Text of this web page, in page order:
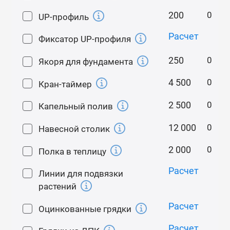
Усиленное крепление поликарбоната
кровельными саморезами с резиновой пресс
крепление:
1) Предотвращает отрыв и повреждение
поликарбоната под действием сильного ветра и
снеговой шапки;
длине дуги теплицы оцинкованной лентой. Ваш
поликарбонат не будет летать по огороду
соседей;
3) Позволяет избегать случайного перетягивания
и продавливания поликарбоната саморезом при
UP-профиль 200
Фиксатор UP-профиля Расчет
Якоря для фундамента 250
Кран-таймер 4 500
Капельный полив 2 500
Навесной столик 12 000
Полка в теплицу 2 000
Линии для подвязки
растений
Расчет
Оцинкованные грядки Расчет